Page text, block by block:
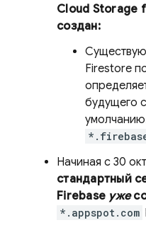
Cloud Storage
создан:
Firestore
будущего
Начиная с 30
стандартный
Firebase уже
*.appspot.com